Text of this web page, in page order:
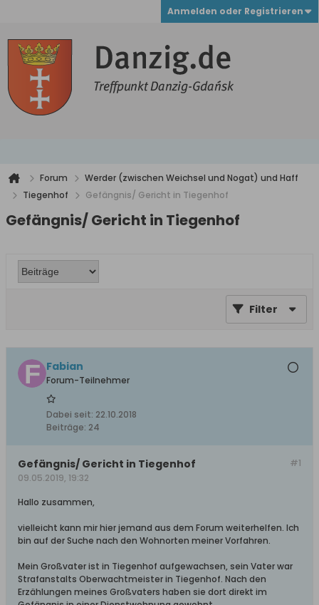
Anmelden oder Registrieren
Forum
Werder (zwischen Weichsel und Nogat) und Haff
Tiegenhof
Gefängnis/ Gericht in Tiegenhof
Gefängnis/ Gericht in Tiegenhof
Filter
Fabian
Forum-Teilnehmer
Dabei seit: 22.10.2018
Beiträge: 24
#1
Gefängnis/ Gericht in Tiegenhof
09.05.2019, 19:32
Hallo zusammen,
vielleicht kann mir hier jemand aus dem Forum weiterhelfen. Ich
bin auf der Suche nach den Wohnorten meiner Vorfahren.
Mein Großvater ist in Tiegenhof aufgewachsen, sein Vater war
Strafanstalts Oberwachtmeister in Tiegenhof. Nach den
Erzählungen meines Großvaters haben sie dort direkt im